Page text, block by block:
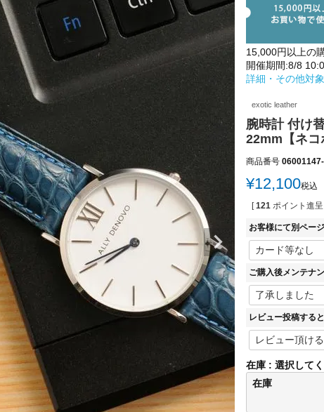
15,000円以上の
開催期間:8/8
詳細・その他対
exotic leather
腕時計 付け
22mm【ネコ
商品番号
¥12,100税込
[ 121 ポイント進
お客様にて別ペー
ご購入後メンテナ
レビュー投稿する
在庫
選択して
在庫